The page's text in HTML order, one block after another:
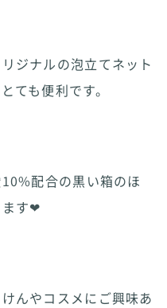
ジナルの泡立てネット
ても便利です。
配合の黒い箱のほ
ます❤︎
んやコスメにご興味あ